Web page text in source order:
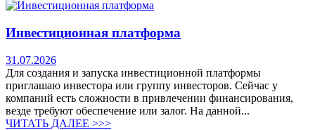
Инвестиционная платформа
31.07.2026
Для создания и запуска инвестиционной платформы
приглашаю инвестора или группу инвесторов. Сейчас у
компаний есть сложности в привлечении финансирования,
везде требуют обеспечение или залог. На данной...
ЧИТАТЬ ДАЛЕЕ >>>